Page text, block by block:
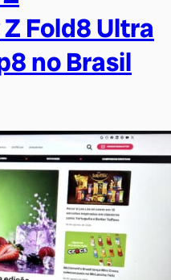
Fold8 Ultra
no Brasil